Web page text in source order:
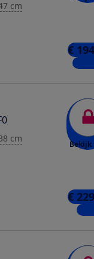
cm
€
2
cm
Bekijk
€
1